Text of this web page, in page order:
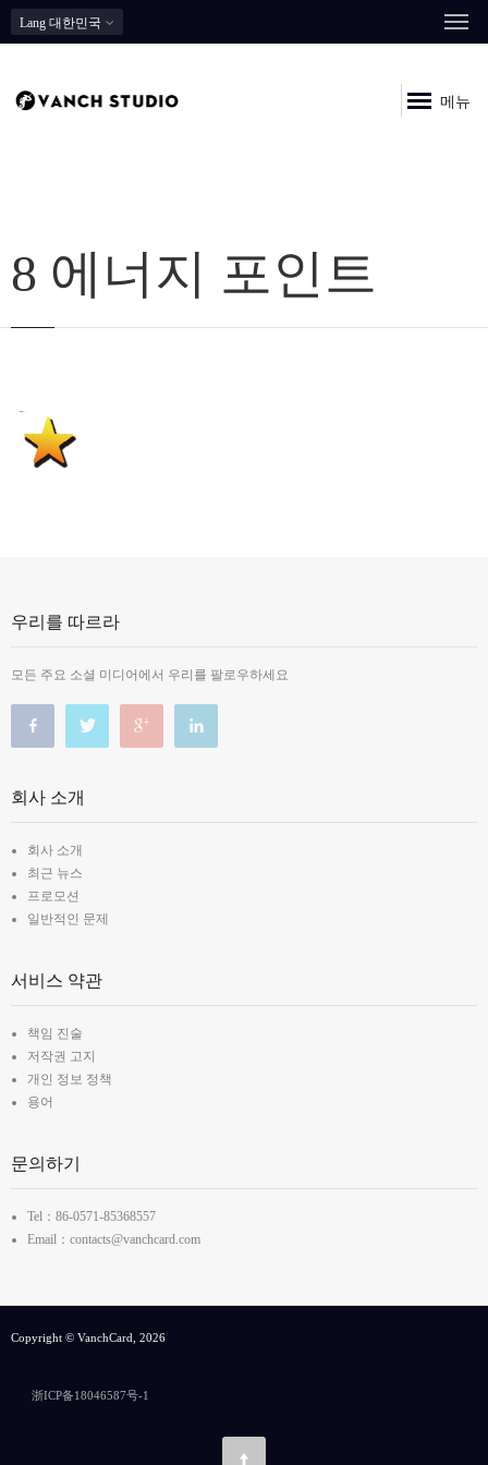
Lang 대한민국
메뉴
8 에너지 포인트
우리를 따르라
모든 주요 소셜 미디어에서 우리를 팔로우하세요
회사 소개
회사 소개
최근 뉴스
프로모션
일반적인 문제
서비스 약관
책임 진술
저작권 고지
개인 정보 정책
용어
문의하기
Tel：86-0571-85368557
Email：contacts@vanchcard.com
Copyright © VanchCard, 2026
浙ICP备18046587号-1